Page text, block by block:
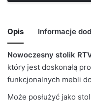
Opis Informacje
Nowoczesny stolik
który jest doskonałą
funkcjonalnych mebli
Może posłużyć jako
Kolor Korpus Antracyt
🙁 Nie ma jeszcze
Only logged in
BRAK